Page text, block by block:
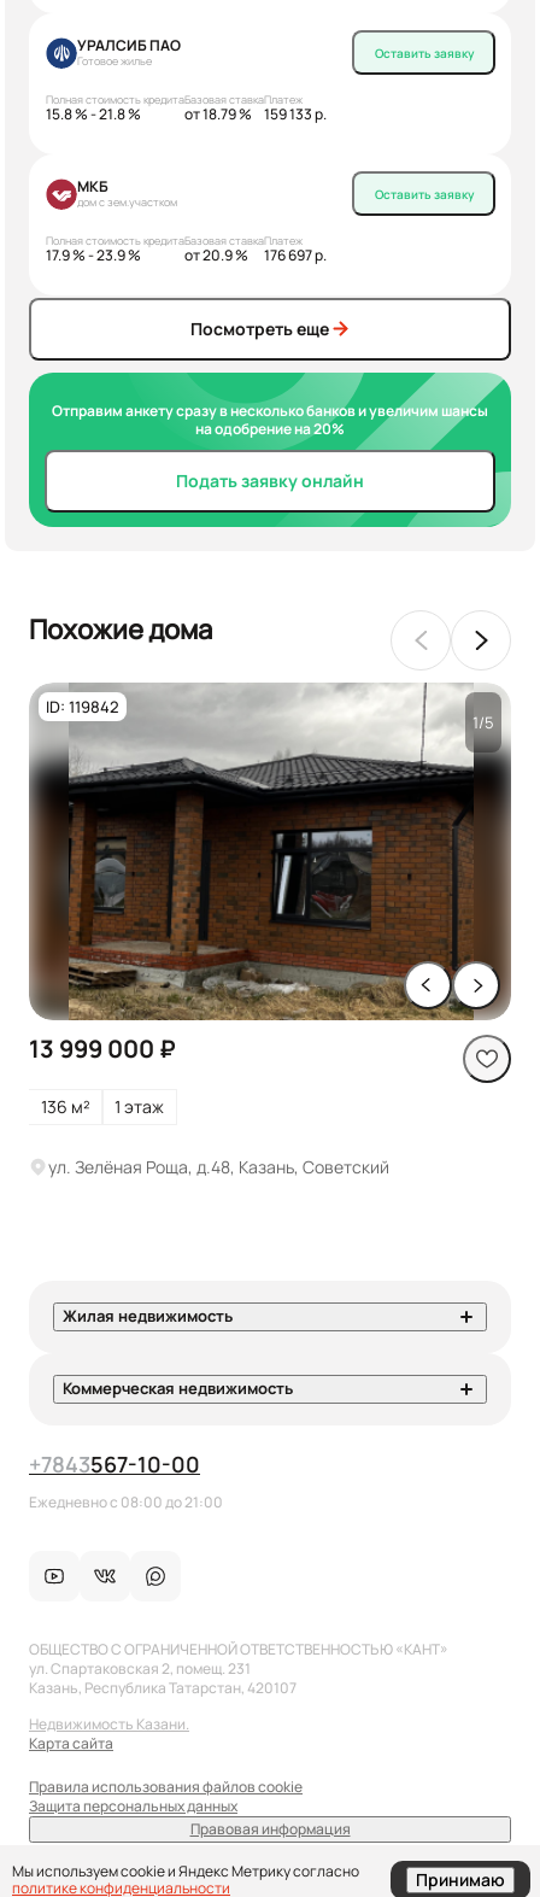
УРАЛСИБ ПАО
Готовое жилье
Полная стоимость кредита
15.8 % - 21.8 %
Базовая ставка
от 18.79 %
Платеж
159 133 р.
Оставить заявку
МКБ
дом с зем.участком
Полная стоимость кредита
17.9 % - 23.9 %
Базовая ставка
от 20.9 %
Платеж
176 697 р.
Оставить заявку
Посмотреть еще
Отправим анкету сразу в несколько банков и увеличим шансы
на одобрение на 20%
Подать заявку онлайн
Похожие дома
ID: 119842
1/5
13 999 000 ₽
136 м² 1 этаж
ул. Зелёная Роща, д.48, Казань, Советский
Жилая недвижимость
Коммерческая недвижимость
+7843567-10-00
Ежедневно с 08:00 до 21:00
ОБЩЕСТВО С ОГРАНИЧЕННОЙ ОТВЕТСТВЕННОСТЬЮ «КАНТ»
ул. Спартаковская 2, помещ. 231
Казань, Республика Татарстан, 420107
Недвижимость Казани.
Карта сайта
Правила использования файлов cookie
Защита персональных данных
Правовая информация
Мы используем cookie и Яндекс Метрику согласно
политике конфиденциальности
Принимаю